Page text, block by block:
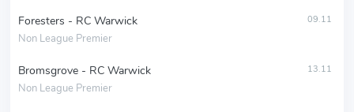
Foresters - RC Warwick
Non League Premier
09.11
Bromsgrove - RC Warwick
Non League Premier
13.11